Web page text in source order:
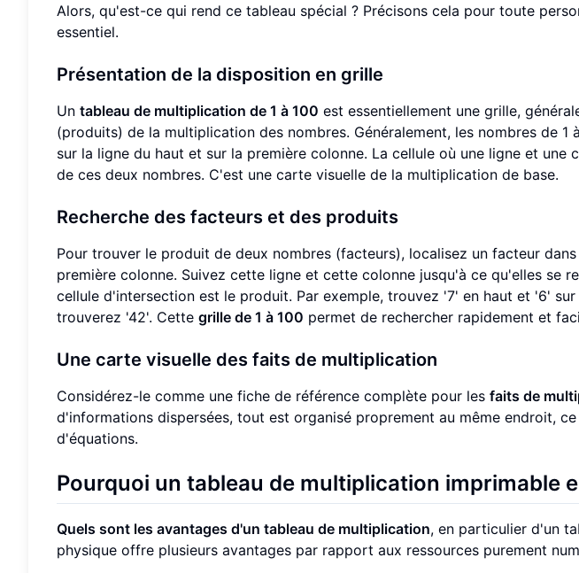
Alors, qu'est-ce qui rend ce tableau spécial ? Précisons cela pour toute
essentiel.
Présentation de la disposition en grille
Un tableau de multiplication de 1 à 100 est essentiellement une grille,
(produits) de la multiplication des nombres. Généralement, les nombres de 1
sur la ligne du haut et sur la première colonne. La cellule où une ligne et
de ces deux nombres. C'est une carte visuelle de la multiplication de base.
Recherche des facteurs et des produits
Pour trouver le produit de deux nombres (facteurs), localisez un facteur
première colonne. Suivez cette ligne et cette colonne jusqu'à ce qu'elles se
cellule d'intersection est le produit. Par exemple, trouvez '7' en haut et '6'
trouverez '42'. Cette grille de 1 à 100 permet de rechercher rapidement et
Une carte visuelle des faits de multiplication
Considérez-le comme une fiche de référence complète pour les faits de
d'informations dispersées, tout est organisé proprement au même endroit,
d'équations.
Pourquoi un tableau de multiplication imprimable
Quels sont les avantages d'un tableau de multiplication, en particulier d'un
physique offre plusieurs avantages par rapport aux ressources purement